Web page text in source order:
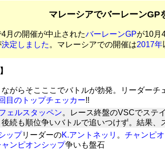
マレーシアでバーレーンGP
月の開催が中止されたバーレーンGPが10月
決定しました。マレーシアでの開催は2017年
がらそこここでバトルが勃発。リーダーチ
目のトップチェッカー!!
ェルスタッペン。レース終盤のVSCでステ
続も順位争いバトルで追いつけず。結果、
ップリーダーのK.アントネッリ 。チャンピ
ャンピオンシップ争いも盤石